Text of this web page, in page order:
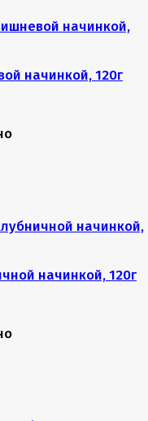
начинкой, 120г
начинкой, 120г